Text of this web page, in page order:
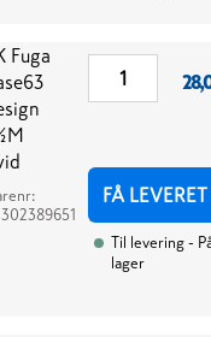
Fuga
FÅ LEVERET
Til levering -
lager